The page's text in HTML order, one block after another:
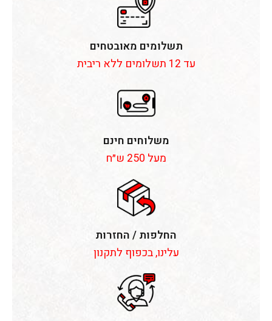
תשלומים מאובטחים
עד 12 תשלומים ללא ריבית
משלוחים חינם
מעל 250 ש״ח
החלפות / החזרות
עלינו, בכפוף לתקנון